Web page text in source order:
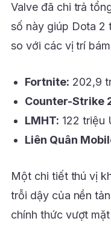
Valve đã chi trả
số này giúp Dota 2
so với các vị trí
Fortnite: 202,9
Counter-Strike
LMHT: 122 triệu
Liên Quân
Một chi tiết thú vị
trỗi dậy của nền
chính thức vượt